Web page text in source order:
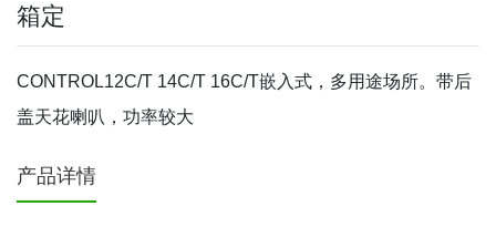
箱定
CONTROL12C/T 14C/T 16C/T嵌入式，多用途场所。带后
盖天花喇叭，功率较大
产品详情